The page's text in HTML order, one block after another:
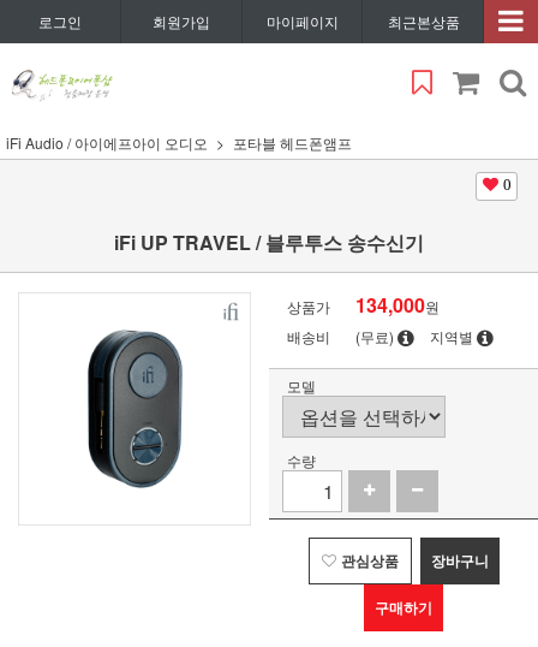
로그인 회원가입 마이페이지 최근본상품
iFi Audio / 아이에프아이 오디오 포타블 헤드폰앰프
0
iFi UP TRAVEL / 블루투스 송수신기
상품가 134,000원
배송비
(무료) 지역별
모델
수량
관심상품 장바구니
구매하기